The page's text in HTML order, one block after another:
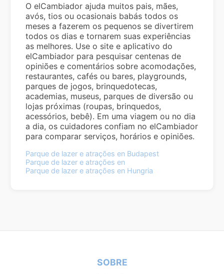
O elCambiador ajuda muitos pais, mães,
avós, tios ou ocasionais babás todos os
meses a fazerem os pequenos se divertirem
todos os dias e tornarem suas experiências
as melhores. Use o site e aplicativo do
elCambiador para pesquisar centenas de
opiniões e comentários sobre acomodações,
restaurantes, cafés ou bares, playgrounds,
parques de jogos, brinquedotecas,
academias, museus, parques de diversão ou
lojas próximas (roupas, brinquedos,
acessórios, bebê). Em uma viagem ou no dia
a dia, os cuidadores confiam no elCambiador
para comparar serviços, horários e opiniões.
Parque de lazer e atrações en Budapest
Parque de lazer e atrações en
Parque de lazer e atrações en Hungria
SOBRE